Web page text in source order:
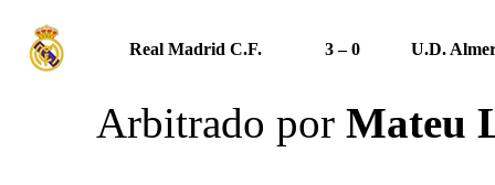
Real Madrid C.F. 3 – 0 U.D.
Arbitrado por Mateu